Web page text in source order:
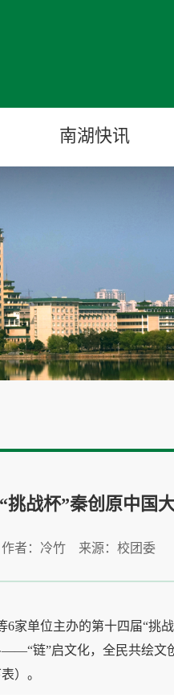
南湖快讯
挑战杯”秦创原中国
作者：冷竹 来源：校团委
6家单位主办的第十四届“挑
链”启文化，全民共绘
）。